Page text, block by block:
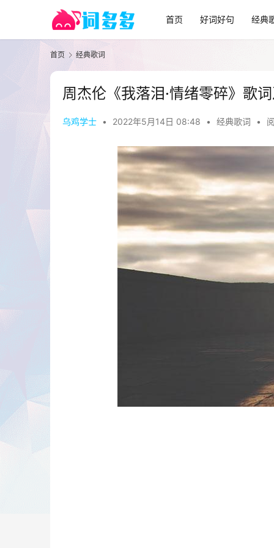
首页 好词好句 经典
首页 经典歌词
周杰伦《我落泪·情绪零碎》歌
乌鸡学士 • 2022年5月14日 08:48 • 经典歌词 •